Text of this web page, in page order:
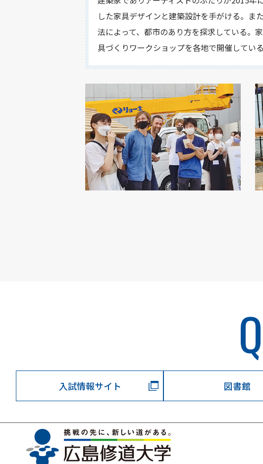
した家具デザインと建築設計を手がける。ま
法によって、都市のあり方を探求している。
具づくりワークショップを各地で開催してい
入試情報サイト 図書館